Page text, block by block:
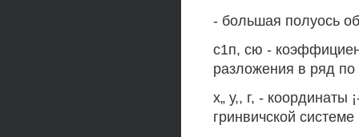
- большая полуось
с1п, сю -
разложения в ряд
х„ у,, г, -
гринвичской системе